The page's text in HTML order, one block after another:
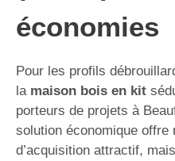
économies
Pour les profils
la maison bois en kit
porteurs de projets à
solution économique offre
d’acquisition attractif,